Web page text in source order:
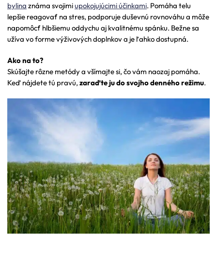
bylina známa svojimiupokojujúcimi účinkami. Pomáha telu
lepšie reagovať na stres, podporuje duševnú rovnováhu a môže
napomôcť hlbšiemu oddychu aj kvalitnému spánku. Bežne sa
užíva vo forme výživových doplnkov a je ľahko dostupná.
Ako na to?
Skúšajte rôzne metódy a všímajte si, čo vám naozaj pomáha.
Keď nájdete tú pravú, zaraďte ju do svojho denného režimu.